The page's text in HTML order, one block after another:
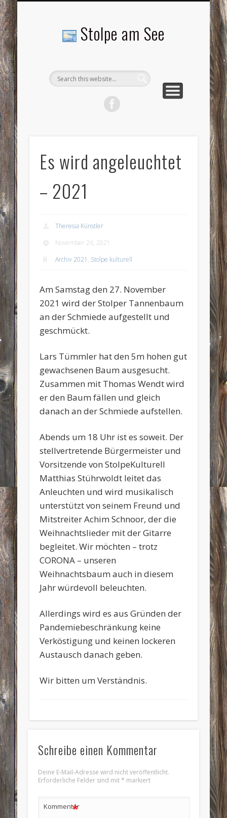
Stolpe am See
Es wird angeleuchtet
– 2021
Theresia Künstler
November 26, 2021
Archiv 2021 , Stolpe kulturell
Am Samstag den 27. November
2021 wird der Stolper Tannenbaum
an der Schmiede aufgestellt und
geschmückt.
Lars Tümmler hat den 5m hohen gut
gewachsenen Baum ausgesucht.
Zusammen mit Thomas Wendt wird
er den Baum fällen und gleich
danach an der Schmiede aufstellen.
Abends um 18 Uhr ist es soweit. Der
stellvertretende Bürgermeister und
Vorsitzende von StolpeKulturell
Matthias Stührwoldt leitet das
Anleuchten und wird musikalisch
unterstützt von seinem Freund und
Mitstreiter Achim Schnoor, der die
Weihnachtslieder mit der Gitarre
begleitet. Wir möchten – trotz
CORONA – unseren
Weihnachtsbaum auch in diesem
Jahr würdevoll beleuchten.
Allerdings wird es aus Gründen der
Pandemiebeschränkung keine
Verköstigung und keinen lockeren
Austausch danach geben.
Wir bitten um Verständnis.
Schreibe einen Kommentar
Deine E-Mail-Adresse wird nicht veröffentlicht.
Erforderliche Felder sind mit* markiert
Kommentar
*